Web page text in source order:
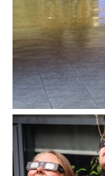
INNLENT
Breytingar
innleiddar í